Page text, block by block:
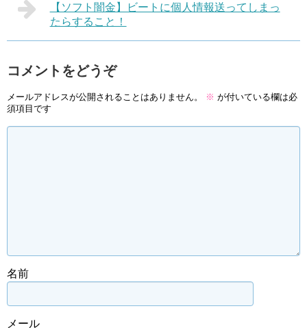
【ソフト闇金】ビートに個人情報送ってしまっ
たらすること！
コメントをどうぞ
メールアドレスが公開されることはありません。 ※ が付いている欄は必
須項目です
名前
メール